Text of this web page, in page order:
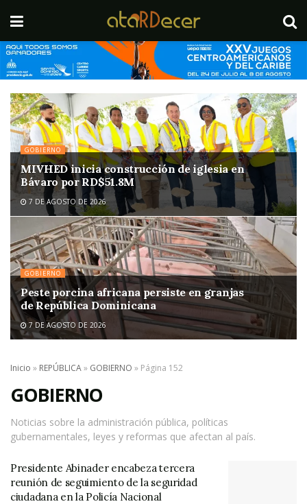
GOBIERNO
MIVHED inicia construcción de iglesia en
Bávaro por RD$51.8M
7 DE AGOSTO DE 2026
GOBIERNO
Peste porcina africana persiste en granjas
de República Dominicana
7 DE AGOSTO DE 2026
Inicio » REPÚBLICA» GOBIERNO » Página 152
GOBIERNO
Noticias sobre la administración pública, políticas
gubernamentales, leyes y reformas que afectan al país.
Presidente Abinader encabeza tercera
reunión de seguimiento de la seguridad
ciudadana en la Policía Nacional